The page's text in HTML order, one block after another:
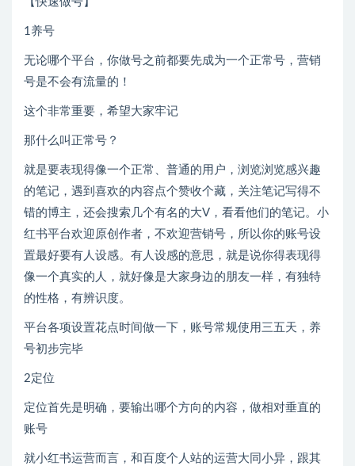
1养号
无论哪个平台，你做号之前都要先成为一个正常号，营销
号是不会有流量的！
这个非常重要，希望大家牢记
那什么叫正常号？
就是要表现得像一个正常、普通的用户，浏览浏览感兴趣
的笔记，遇到喜欢的内容点个赞收个藏，关注笔记写得不
错的博主，还会搜索几个有名的大V，看看他们的笔记。小
红书平台欢迎原创作者，不欢迎营销号，所以你的账号设
置最好要有人设感。有人设感的意思，就是说你得表现得
像一个真实的人，就好像是大家身边的朋友一样，有独特
的性格，有辨识度。
平台各项设置花点时间做一下，账号常规使用三五天，养
号初步完毕
2定位
定位首先是明确，要输出哪个方向的内容，做相对垂直的
账号
就小红书运营而言，和百度个人站的运营大同小异，跟其